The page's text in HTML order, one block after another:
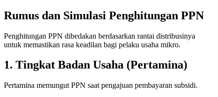
Rumus dan Simulasi Penghitungan PPN
Penghitungan PPN dibedakan berdasarkan rantai distribusinya
untuk memastikan rasa keadilan bagi pelaku usaha mikro.
1. Tingkat Badan Usaha (Pertamina)
Pertamina memungut PPN saat pengajuan pembayaran subsidi.